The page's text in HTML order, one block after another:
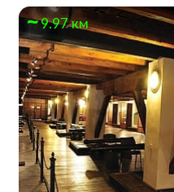
9.97 км